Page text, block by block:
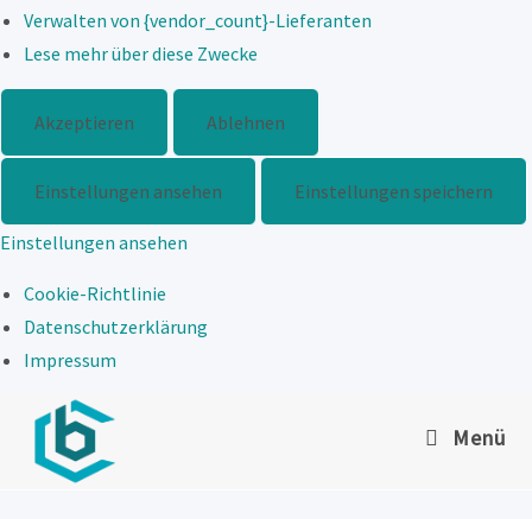
Verwalten von {vendor_count}-Lieferanten
Lese mehr über diese Zwecke
Akzeptieren Ablehnen
Einstellungen ansehen Einstellungen speichern
Einstellungen ansehen
Cookie-Richtlinie
Datenschutzerklärung
Impressum
springen
Menü